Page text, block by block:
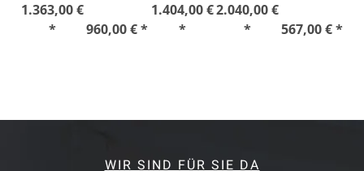
1.363,00 €
*
960,00 € *
1.404,00 €
*
2.040,00 €
*
567,00 € *
WIR SIND FÜR SIE DA